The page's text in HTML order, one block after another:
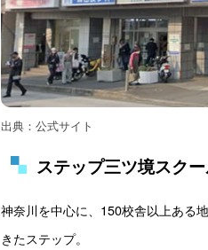
出典：公式サイト
ステップ三ツ境スク
神奈川を中心に、150校舎以上ある
きたステップ。